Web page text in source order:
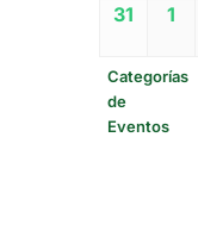
31 1
Categorías
de
Eventos